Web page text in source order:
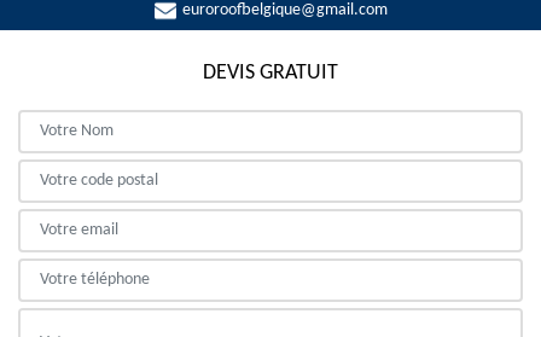
euroroofbelgique@gmail.com
DEVIS GRATUIT